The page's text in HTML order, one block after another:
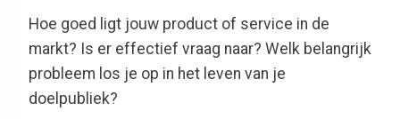
Hoe goed ligt jouw product of service in de
markt? Is er effectief vraag naar? Welk belangrijk
probleem los je op in het leven van je
doelpubliek?